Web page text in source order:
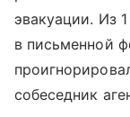
эвакуации. Из
в письменной
собеседник